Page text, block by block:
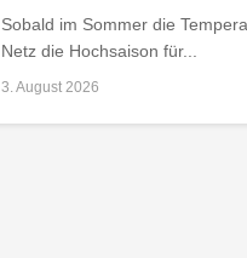
Sobald im Sommer die
Netz die Hochsaison für...
3. August 2026